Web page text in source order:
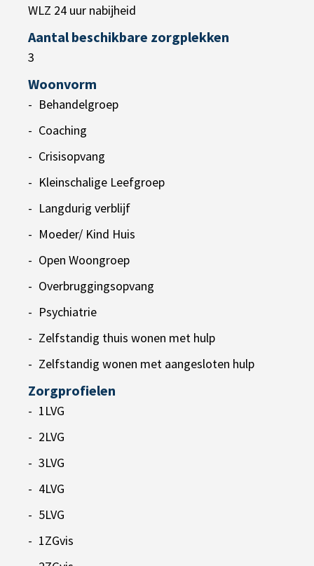
WLZ 24 uur nabijheid
Aantal beschikbare zorgplekken
3
Woonvorm
Behandelgroep
Coaching
Crisisopvang
Kleinschalige Leefgroep
Langdurig verblijf
Moeder/ Kind Huis
Open Woongroep
Overbruggingsopvang
Psychiatrie
Zelfstandig thuis wonen met hulp
Zelfstandig wonen met aangesloten hulp
Zorgprofielen
1LVG
2LVG
3LVG
4LVG
5LVG
1ZGvis